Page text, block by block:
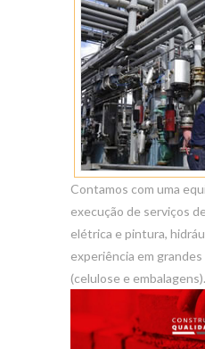
Contamos com uma
execução de serviços
elétrica e pintura,
experiência em
(celulose e embalagens).